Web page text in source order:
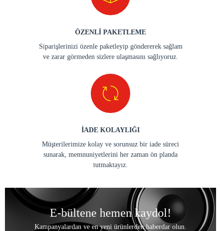
ÖZENLİ PAKETLEME
Siparişlerinizi özenle paketleyip göndererek sağlam
ve zarar görmeden sizlere ulaşmasını sağlıyoruz.
İADE KOLAYLIĞI
Müşterilerimize kolay ve sorunsuz bir iade süreci
sunarak, memnuniyetlerini her zaman ön planda
tutmaktayız.
E-bültene hemen kaydol!
Kampanyalardan ve en yeni ürünlerden haberdar olun.